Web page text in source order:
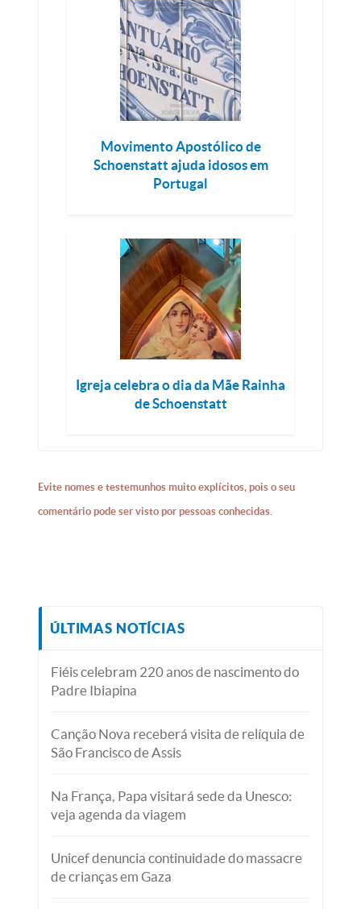
Movimento Apostólico de
Schoenstatt ajuda idosos em
Portugal
Igreja celebra o dia da Mãe Rainha
de Schoenstatt
Evite nomes e testemunhos muito explícitos, pois o seu
comentário pode ser visto por pessoas conhecidas.
ÚLTIMAS NOTÍCIAS
Fiéis celebram 220 anos de nascimento do
Padre Ibiapina
Canção Nova receberá visita de relíquia de
São Francisco de Assis
Na França, Papa visitará sede da Unesco:
veja agenda da viagem
Unicef denuncia continuidade do massacre
de crianças em Gaza